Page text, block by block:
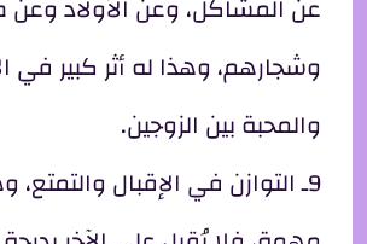
عن المشاكل، وعن الأولاد
وشجارهم، وهذا له أثر كبير في
والمحبة بين الزوجين.
9ـ التوازن في الإقبال